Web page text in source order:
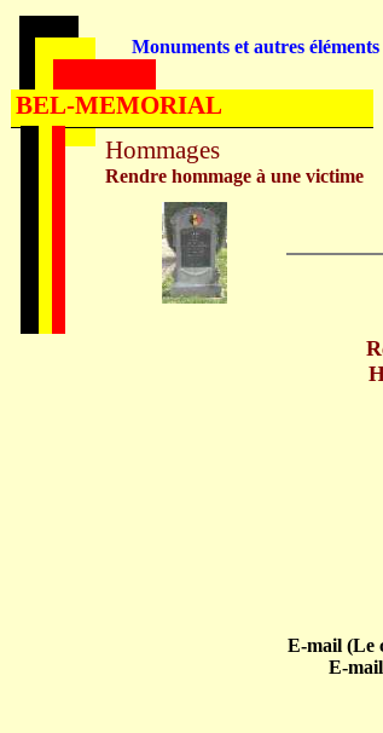
E-mail (Le
E-
Hommages
Rendre hommage à une victime
Monuments et autres
BEL-MEMORIAL